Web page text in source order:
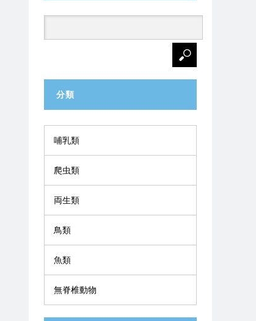
分類
哺乳類
爬虫類
両生類
鳥類
魚類
無脊椎動物